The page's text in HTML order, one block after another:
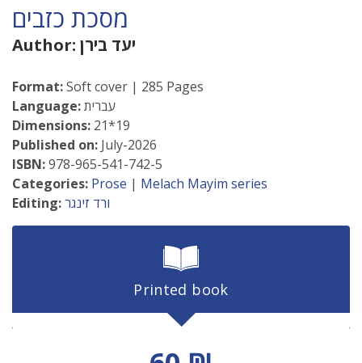
מסכת כזבים
Author: יעד בירן
Format:Soft cover | 285 Pages
Language:עברית
Dimensions: 21*19
Published on: July-2026
ISBN:978-965-541-742-5
Categories: Prose | Melach Mayim series
Editing:ורד זינגר
Printed book